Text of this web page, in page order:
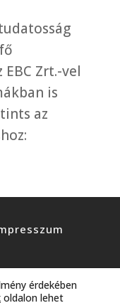
Zrt.-vel
is
az
érdekében
oldalon lehet